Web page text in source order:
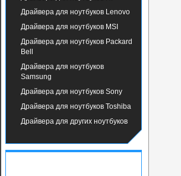
Драйвера для ноутбуков Lenovo
Драйвера для ноутбуков MSI
Драйвера для ноутбуков Packard
Bell
Драйвера для ноутбуков
Samsung
Драйвера для ноутбуков Sony
Драйвера для ноутбуков Toshiba
Драйвера для других ноутбуков